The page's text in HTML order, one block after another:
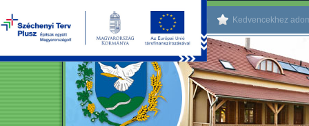
Kezdőlapnak beállítom Kedvencekhez